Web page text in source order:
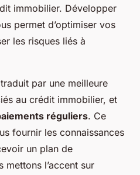
immobilier. Développer
permet d’optimiser vos
les risques liés à
par une meilleure
au crédit immobilier, et
réguliers. Ce
fournir les connaissances
un plan de
mettons l’accent sur